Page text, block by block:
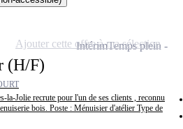
(H/F)
la-Jolie recrute pour l'un de ses clients , reconnu
bois. Poste : Ménuisier d'atélier Type de
IntérimTemps plein
Ajouter cette offre à ma sélection